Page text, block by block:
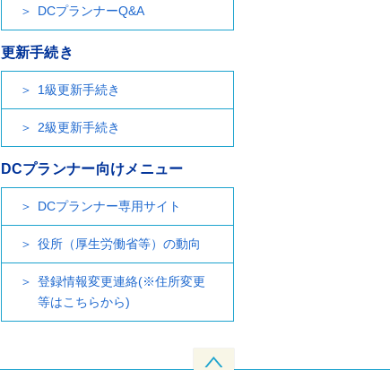
DCプランナーQ&A
更新手続き
1級更新手続き
2級更新手続き
DCプランナー向けメニュー
DCプランナー専用サイト
役所（厚生労働省等）の動向
登録情報変更連絡(※住所変更
等はこちらから)